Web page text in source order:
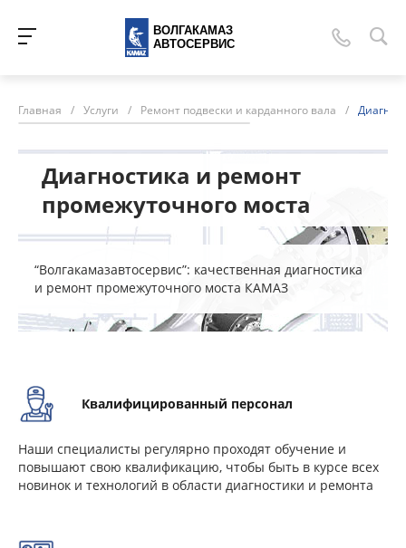
ВОЛГАКАМАЗ
АВТОСЕРВИС
Главная / Услуги / Ремонт подвески и карданного вала /
Диагностика и ремонт
промежуточного моста
“Волгакамазавтосервис”: качественная диагностика
и ремонт промежуточного моста КАМАЗ
Квалифицированный персонал
Наши специалисты регулярно проходят обучение и
повышают свою квалификацию, чтобы быть в курсе всех
новинок и технологий в области диагностики и ремонта